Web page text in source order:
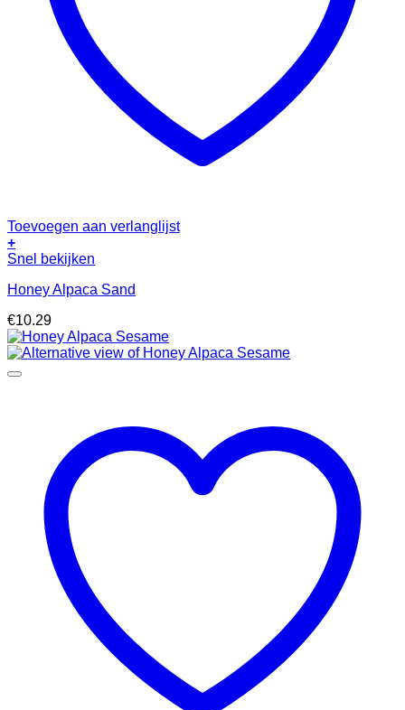
Toevoegen aan verlanglijst
+
Snel bekijken
Honey Alpaca Sand
€10.29